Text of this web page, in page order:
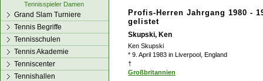
Profis-Herren Jahrgang 1980 -
gelistet
Skupski, Ken
Ken Skupski
* 9. April 1983 in Liverpool, England
†
Großbritannien
Tennisspieler Damen
Grand Slam Turniere
Tennis Begriffe
Tennisschulen
Tennis Akademie
Tenniscenter
Tennishallen